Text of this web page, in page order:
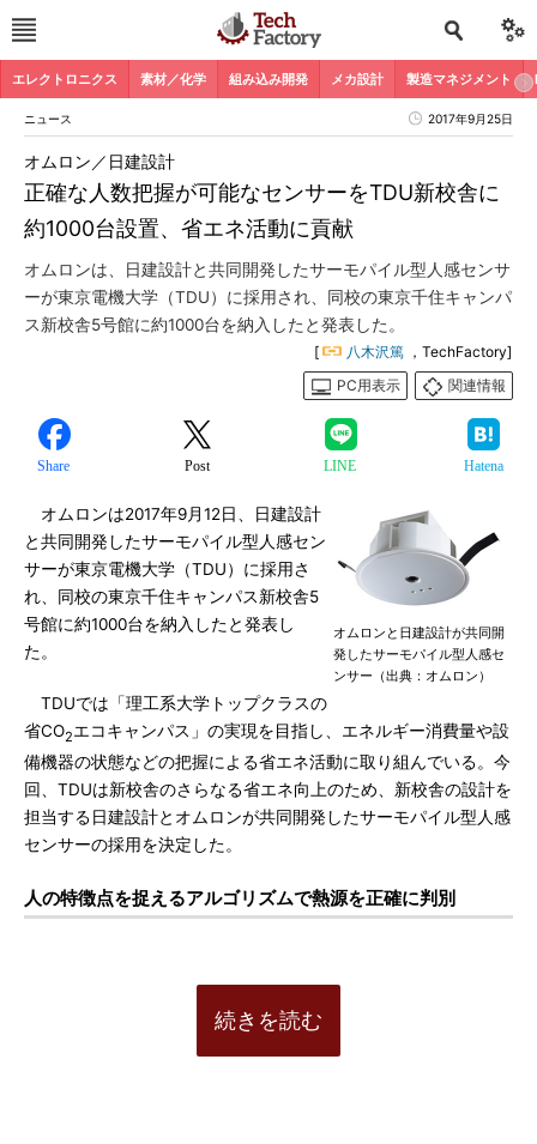
エレクトロニクス 素材／化学 組み込み開発 メカ設計 製造マネジメント
ニュース 2017年9月25日
正確な人数把握が可能なセンサーをTDU新校舎に
約1000台設置、省エネ活動に貢献
オムロン／日建設計
オムロンは、日建設計と共同開発したサーモパイル型人感センサ
ーが東京電機大学（TDU）に採用され、同校の東京千住キャンパ
ス新校舎5号館に約1000台を納入したと発表した。
[ 八木沢篤 ，TechFactory]
PC用表示
関連情報
Share Post LINE Hatena
オムロンと日建設計が共同開
発したサーモパイル型人感セ
ンサー（出典：オムロン）
オムロンは2017年9月12日、日建設計
と共同開発したサーモパイル型人感セン
サーが東京電機大学（TDU）に採用さ
れ、同校の東京千住キャンパス新校舎5
号館に約1000台を納入したと発表し
た。
TDUでは「理工系大学トップクラスの
省CO2エコキャンパス」の実現を目指し、エネルギー消費量や設
備機器の状態などの把握による省エネ活動に取り組んでいる。今
回、TDUは新校舎のさらなる省エネ向上のため、新校舎の設計を
担当する日建設計とオムロンが共同開発したサーモパイル型人感
センサーの採用を決定した。
人の特徴点を捉えるアルゴリズムで熱源を正確に判別
続きを読む